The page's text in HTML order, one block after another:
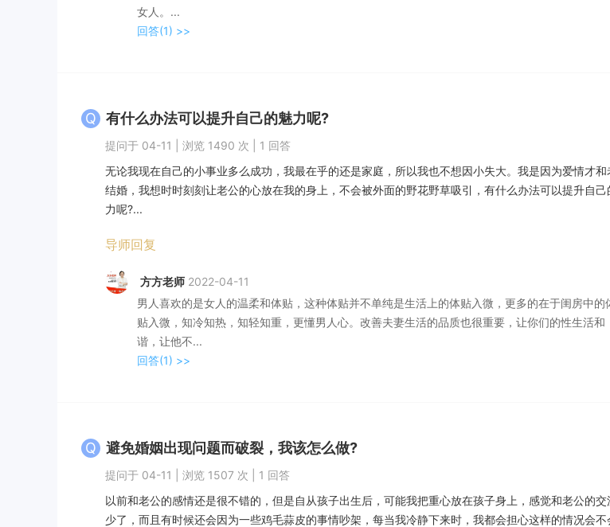
女人。...
回答(1) >>
Q 有什么办法可以提升自己的魅力呢?
提问于 04-11 | 浏览 1490 次 | 1 回答
无论我现在自己的小事业多么成功，我最在乎的还是家庭，所以我也不想因小失大。我是因为爱情才和
结婚，我想时时刻刻让老公的心放在我的身上，不会被外面的野花野草吸引，有什么办法可以提升自己
力呢?...
导师回复
方方老师 2022-04-11
男人喜欢的是女人的温柔和体贴，这种体贴并不单纯是生活上的体贴入微，更多的在于闺房中的
贴入微，知冷知热，知轻知重，更懂男人心。改善夫妻生活的品质也很重要，让你们的性生活和
谐，让他不...
回答(1) >>
Q 避免婚姻出现问题而破裂，我该怎么做?
提问于 04-11 | 浏览 1507 次 | 1 回答
以前和老公的感情还是很不错的，但是自从孩子出生后，可能我把重心放在孩子身上，感觉和老公的交
少了，而且有时候还会因为一些鸡毛蒜皮的事情吵架，每当我冷静下来时，我都会担心这样的情况会不